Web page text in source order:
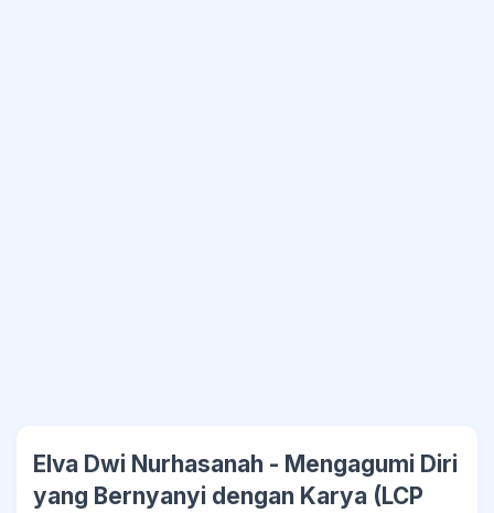
Elva Dwi Nurhasanah - Mengagumi Diri
yang Bernyanyi dengan Karya (LCP